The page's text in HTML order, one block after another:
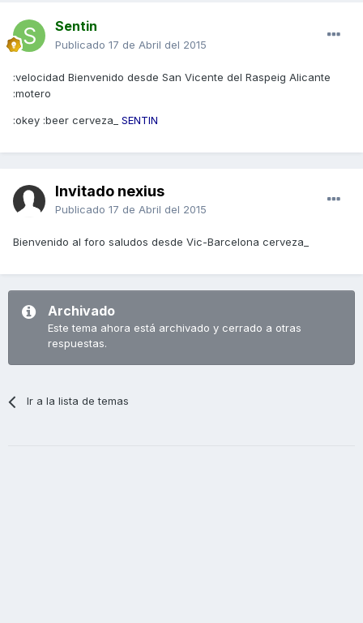
Sentin
Publicado 17 de Abril del 2015
:velocidad Bienvenido desde San Vicente del Raspeig Alicante
:motero
:okey :beer cerveza_ SENTIN
Invitado nexius
Publicado 17 de Abril del 2015
Bienvenido al foro saludos desde Vic-Barcelona cerveza_
Archivado
Este tema ahora está archivado y cerrado a otras
respuestas.
Ir a la lista de temas